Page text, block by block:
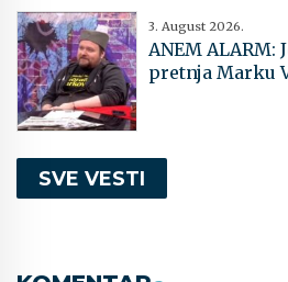
3. August 2026.
ANEM ALARM:
pretnja Marku
SVE VESTI